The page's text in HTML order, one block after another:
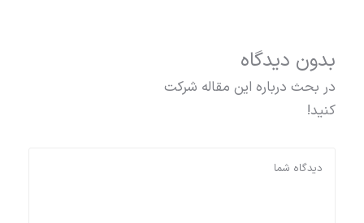
بدون دیدگاه
در بحث درباره این مقاله شرکت
کنید!